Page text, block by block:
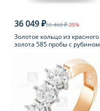
36 049 ₽55 460 ₽-35%
Золотое кольцо из красного
золота 585 пробы с рубином